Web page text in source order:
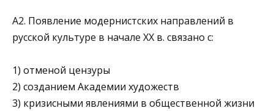
А2. Появление модернистских направлений в
русской культуре в начале XX в. связано с:
1) отменой цензуры
2) созданием Академии художеств
3) кризисными явлениями в общественной жизни